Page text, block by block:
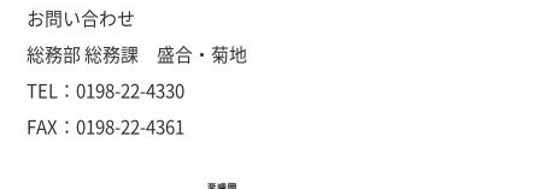
お問い合わせ
総務部 総務課 盛合・菊地
TEL：0198-22-4330
FAX：0198-22-4361